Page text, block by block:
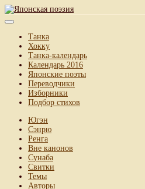
Танка
Хокку
Танка-календарь
Календарь 2016
Японские поэты
Переводчики
Изборники
Подбор стихов
Югэн
Сэнрю
Ренга
Вне канонов
Сунаба
Свитки
Темы
Авторы